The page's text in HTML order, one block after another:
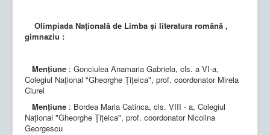
Olimpiada Națională de Limba și literatura română ,
gimnaziu :
Mențiune : Gonciulea Anamaria Gabriela, cls. a VI-a,
Colegiul Național "Gheorghe Țițeica", prof. coordonator Mirela
Ciurel
Mențiune : Bordea Maria Catinca, cls. VIII - a, Colegiul
Național "Gheorghe Țițeica", prof. coordonator Nicolina
Georgescu